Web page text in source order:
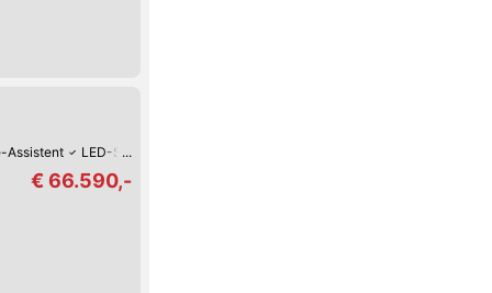
Assistent LED-Scheinwerfer
€ 66.590,-